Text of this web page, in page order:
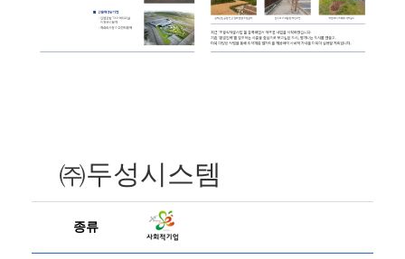
㈜두성시스템
종류